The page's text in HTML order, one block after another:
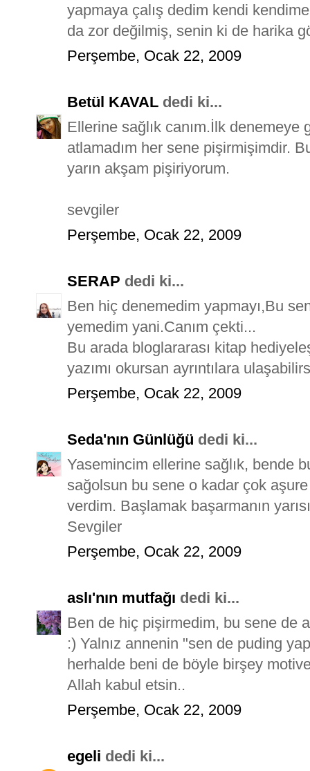
yapmaya çalış dedim kendi
da zor değilmiş, senin ki de harika
Perşembe, Ocak 22, 2009
Betül KAVAL dedi ki...
Ellerine sağlık canım.İlk
atlamadım her sene pişirmişimdir.
yarın akşam pişiriyorum.
sevgiler
Perşembe, Ocak 22, 2009
SERAP dedi ki...
Ben hiç denemedim yapmayı,Bu
yemedim yani.Canım çekti...
Bu arada bloglararası kitap
yazımı okursan ayrıntılara
Perşembe, Ocak 22, 2009
Seda'nın Günlüğü dedi ki...
Yasemincim ellerine sağlık, bende
sağolsun bu sene o kadar çok
verdim. Başlamak başarmanın
Sevgiler
Perşembe, Ocak 22, 2009
aslı'nın mutfağı dedi ki...
Ben de hiç pişirmedim, bu sene de
:) Yalnız annenin "sen de puding
herhalde beni de böyle birşey
Allah kabul etsin..
Perşembe, Ocak 22, 2009
egeli dedi ki...